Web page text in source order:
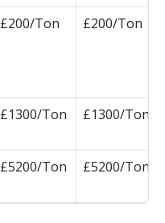
£200/Ton £200/Ton
£1300/Ton £1300/Ton
£5200/Ton £5200/Ton